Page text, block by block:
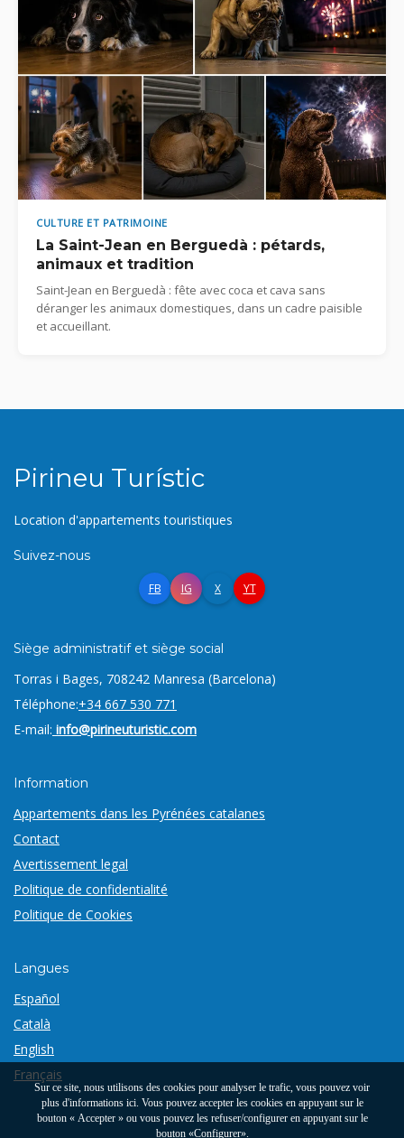
CULTURE ET PATRIMOINE
La Saint-Jean en Berguedà : pétards,
animaux et tradition
Saint-Jean en Berguedà : fête avec coca et cava sans
déranger les animaux domestiques, dans un cadre paisible
et accueillant.
Pirineu Turístic
Location d'appartements touristiques
Suivez-nous
FB IG X YT
Siège administratif et siège social
Torras i Bages, 708242 Manresa (Barcelona)
Téléphone:+34 667 530 771
E-mail: info@pirineuturistic.com
Information
Appartements dans les Pyrénées catalanes
Contact
Avertissement legal
Politique de confidentialité
Politique de Cookies
Langues
Español
Català
English
Français
Sur ce site, nous utilisons des cookies pour analyser le trafic, vous pouvez voir
plus d'informations ici. Vous pouvez accepter les cookies en appuyant sur le
bouton « Accepter » ou vous pouvez les refuser/configurer en appuyant sur le
bouton «Configurer».